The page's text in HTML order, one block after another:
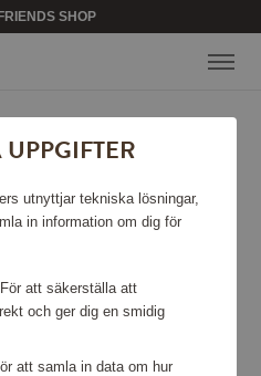
SHOP
Black Prizm snow sapphire
SNOW
utnyttjar tekniska lösningar,
in information om dig för
att säkerställa att
och ger dig en smidig
att samla in data om hur